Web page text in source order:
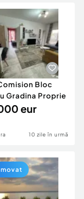
Bloc
Gradina Proprie
eur
10 zile în urmă